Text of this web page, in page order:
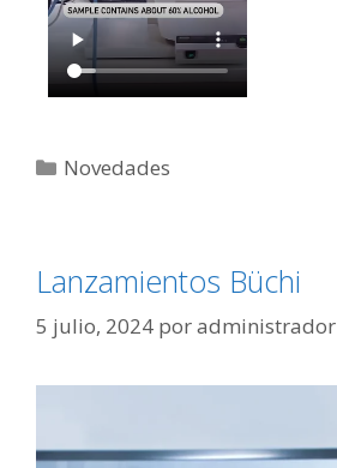
Novedades
Lanzamientos Büchi
5 julio, 2024 poradministrador